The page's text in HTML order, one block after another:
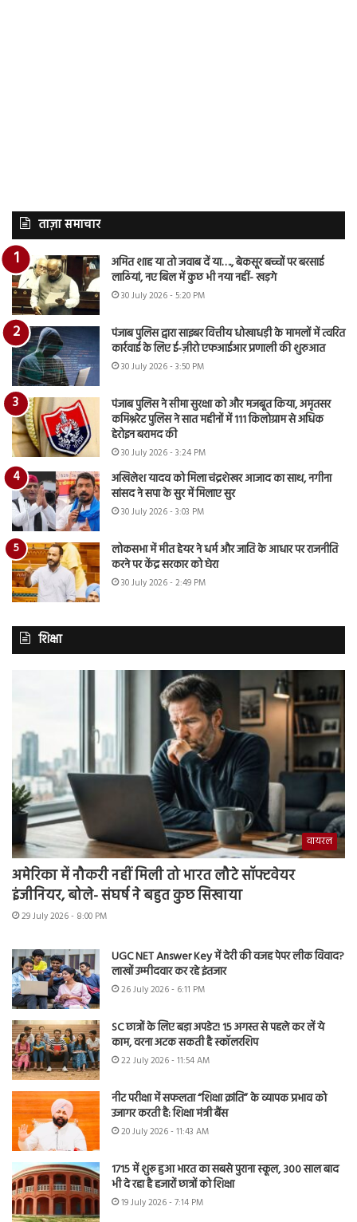
ताज़ा समाचार
अमित शाह या तो जवाब दें या…., बेकसूर बच्चों पर बरसाई
लाठियां, नए बिल में कुछ भी नया नहीं- खड़गे
30 July 2026 - 5:20 PM
पंजाब पुलिस द्वारा साइबर वित्तीय धोखाधड़ी के मामलों में त्वरित
कार्रवाई के लिए ई-ज़ीरो एफआईआर प्रणाली की शुरुआत
30 July 2026 - 3:50 PM
पंजाब पुलिस ने सीमा सुरक्षा को और मजबूत किया, अमृतसर
कमिश्नरेट पुलिस ने सात महीनों में 111 किलोग्राम से अधिक
हेरोइन बरामद की
30 July 2026 - 3:24 PM
अखिलेश यादव को मिला चंद्रशेखर आजाद का साथ, नगीना
सांसद ने सपा के सुर में मिलाए सुर
30 July 2026 - 3:03 PM
लोकसभा में मीत हेयर ने धर्म और जाति के आधार पर राजनीति
करने पर केंद्र सरकार को घेरा
30 July 2026 - 2:49 PM
शिक्षा
वायरल
अमेरिका में नौकरी नहीं मिली तो भारत लौटे सॉफ्टवेयर
इंजीनियर, बोले- संघर्ष ने बहुत कुछ सिखाया
29 July 2026 - 8:00 PM
UGC NET Answer Key में देरी की वजह पेपर लीक विवाद?
लाखों उम्मीदवार कर रहे इंतजार
26 July 2026 - 6:11 PM
SC छात्रों के लिए बड़ा अपडेट! 15 अगस्त से पहले कर लें ये
काम, वरना अटक सकती है स्कॉलरशिप
22 July 2026 - 11:54 AM
नीट परीक्षा में सफलता “शिक्षा क्रांति” के व्यापक प्रभाव को
उजागर करती है: शिक्षा मंत्री बैंस
20 July 2026 - 11:43 AM
1715 में शुरू हुआ भारत का सबसे पुराना स्कूल, 300 साल बाद
भी दे रहा है हजारों छात्रों को शिक्षा
19 July 2026 - 7:14 PM